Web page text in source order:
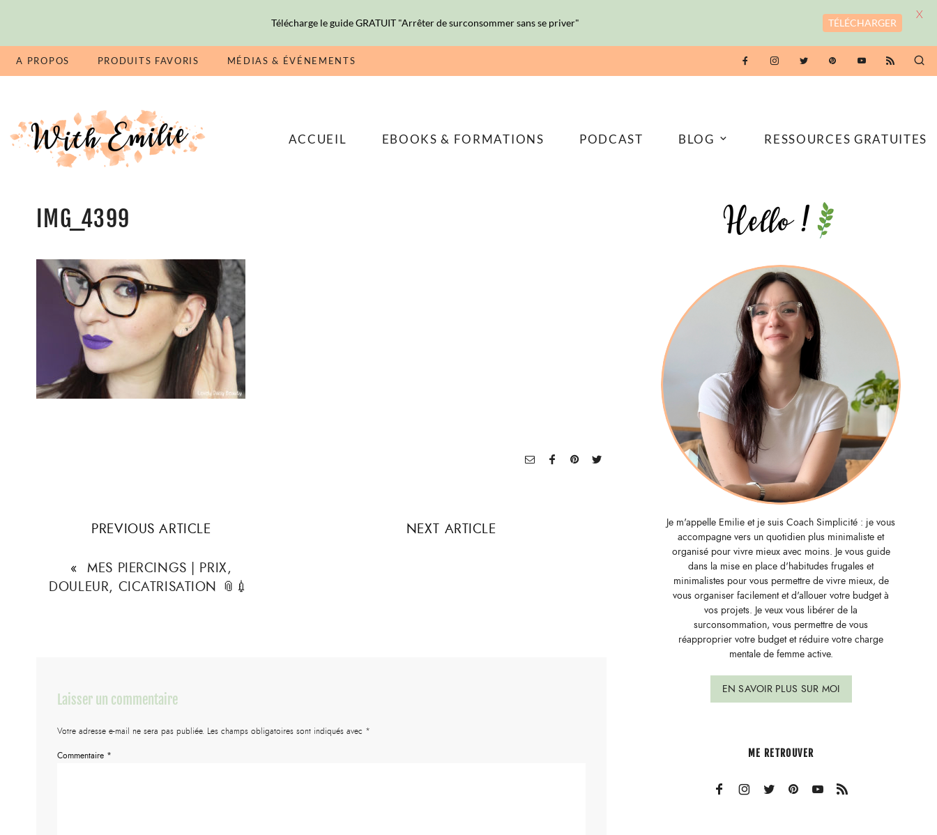
A PROPOS PRODUITS FAVORIS MÉDIAS & ÉVÉNEMENTS
ACCUEIL EBOOKS & FORMATIONS PODCAST BLOG RESSOURCES GRATUITES
IMG_4399
PREVIOUS ARTICLE
« MES PIERCINGS | PRIX,
DOULEUR, CICATRISATION 📎💉
NEXT ARTICLE
Laisser un commentaire
Votre adresse e-mail ne sera pas publiée. Les champs obligatoires sont indiqués avec *
Commentaire *
Je m'appelle Emilie et je suis Coach Simplicité : je vous
accompagne vers un quotidien plus minimaliste et
organisé pour vivre mieux avec moins. Je vous guide
dans la mise en place d'habitudes frugales et
minimalistes pour vous permettre de vivre mieux, de
vous organiser facilement et d'allouer votre budget à
vos projets. Je veux vous libérer de la
surconsommation, vous permettre de vous
réapproprier votre budget et réduire votre charge
mentale de femme active.
EN SAVOIR PLUS SUR MOI
ME RETROUVER
Télécharge le guide GRATUIT "Arrêter de surconsommer sans se priver" TÉLÉCHARGER
X